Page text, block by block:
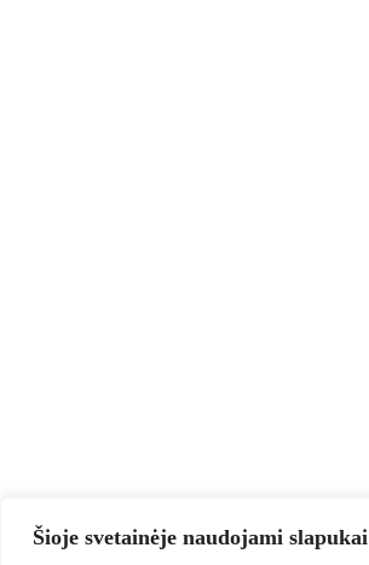
Šioje svetainėje naudojami slapukai